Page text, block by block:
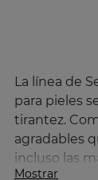
La línea de
para pieles
tirantez.
agradables
incluso las
Mostrar